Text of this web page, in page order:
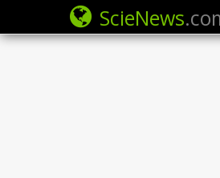
ScieNews